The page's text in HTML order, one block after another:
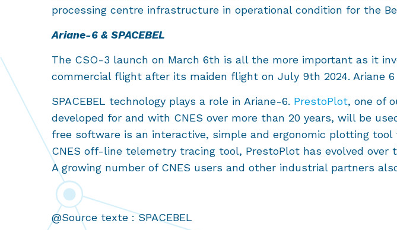
processing centre infrastructure in operational condition for the
Ariane-6 & SPACEBEL
The CSO-3 launch on March 6th is all the more important as it
commercial flight after its maiden flight on July 9th 2024. Ariane
SPACEBEL technology plays a role in Ariane-6. PrestoPlot, one of
developed for and with CNES over more than 20 years, will be
free software is an interactive, simple and ergonomic plotting
CNES off-line telemetry tracing tool, PrestoPlot has evolved
A growing number of CNES users and other industrial partners
@Source texte : SPACEBEL